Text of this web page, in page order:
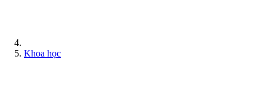
Khoa học